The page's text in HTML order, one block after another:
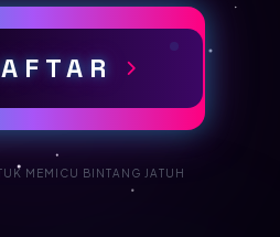
MEMICU BINTANG JATUH